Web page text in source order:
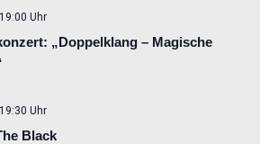
„Doppelklang – Magische
Uhr
Black
Uhr